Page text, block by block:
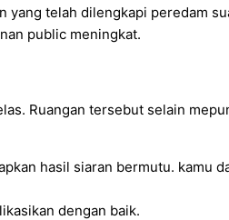
telah dilengkapi peredam
public meningkat.
Ruangan tersebut selain
hasil siaran bermutu. kamu
dengan baik.